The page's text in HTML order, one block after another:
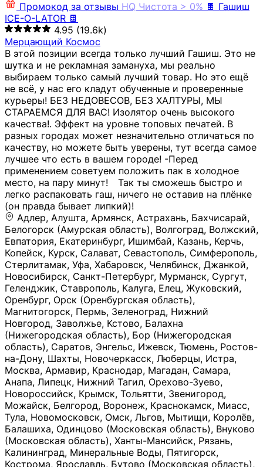
Промокод за отзывы HQ Чистота > 0% 🍫 Гашиш
ICE-O-LATOR 🍫
4.95 (19.6k)
Мерцающий Космос
В этой позиции всегда только лучший Гашиш. Это не
шутка и не рекламная замануха, мы реально
выбираем только самый лучший товар. Но это ещё
не всё, у нас его кладут обученные и проверенные
курьеры! БЕЗ НЕДОВЕСОВ, БЕЗ ХАЛТУРЫ, МЫ
СТАРАЕМСЯ ДЛЯ ВАС! Изолятор очень высокого
качества!. Эффект на уровне топовых печатей. В
разных городах может незначительно отличаться по
качеству, но можете быть уверены, тут всегда самое
лучшее что есть в вашем городе! -Перед
применением советуем положить пак в холодное
место, на пару минут!⠀ Так ты сможешь быстро и
легко распаковать гаш, ничего не оставив на плёнке
(он правда бывает липкий)!
Адлер, Алушта, Армянск, Астрахань, Бахчисарай,
Белогорск (Амурская область), Волгоград, Волжский,
Евпатория, Екатеринбург, Ишимбай, Казань, Керчь,
Копейск, Курск, Салават, Севастополь, Симферополь,
Стерлитамак, Уфа, Хабаровск, Челябинск, Джанкой,
Новосибирск, Санкт-Петербург, Мурманск, Сургут,
Геленджик, Ставрополь, Калуга, Елец, Жуковский,
Оренбург, Орск (Оренбургская область),
Магнитогорск, Пермь, Зеленоград, Нижний
Новгород, Заволжье, Кстово, Балахна
(Нижегородская область), Бор (Нижегородская
область), Саратов, Энгельс, Ижевск, Тюмень, Ростов-
на-Дону, Шахты, Новочеркасск, Люберцы, Истра,
Москва, Армавир, Краснодар, Магадан, Самара,
Анапа, Липецк, Нижний Тагил, Орехово-Зуево,
Новороссийск, Крымск, Тольятти, Звенигород,
Можайск, Белгород, Воронеж, Краснокамск, Миасс,
Тула, Новомосковск, Омск, Льгов, Мытищи, Королёв,
Балашиха, Одинцово (Московская область), Внуково
(Московская область), Ханты-Мансийск, Рязань,
Калининград, Минеральные Воды, Пятигорск,
Кострома, Ярославль, Бутово (Московская область),